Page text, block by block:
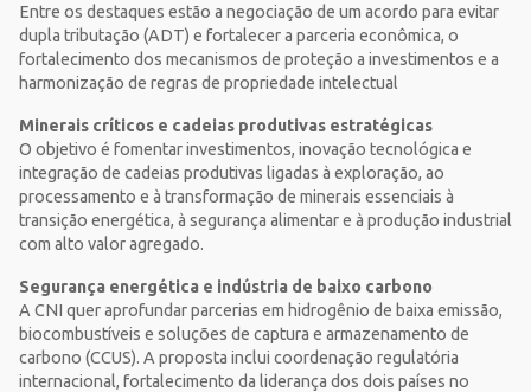
Entre os destaques estão a negociação de um acordo para evitar
dupla tributação (ADT) e fortalecer a parceria econômica, o
fortalecimento dos mecanismos de proteção a investimentos e a
harmonização de regras de propriedade intelectual
Minerais críticos e cadeias produtivas estratégicas
O objetivo é fomentar investimentos, inovação tecnológica e
integração de cadeias produtivas ligadas à exploração, ao
processamento e à transformação de minerais essenciais à
transição energética, à segurança alimentar e à produção industrial
com alto valor agregado.
Segurança energética e indústria de baixo carbono
A CNI quer aprofundar parcerias em hidrogênio de baixa emissão,
biocombustíveis e soluções de captura e armazenamento de
carbono (CCUS). A proposta inclui coordenação regulatória
internacional, fortalecimento da liderança dos dois países no